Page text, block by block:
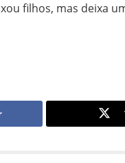
filhos, mas deixa